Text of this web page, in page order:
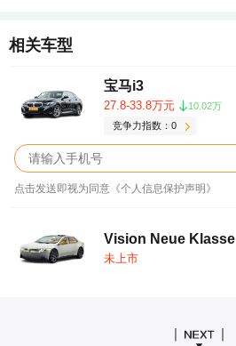
相关车型
宝马i3
27.8-33.8万元
10.02万
竞争力指数：0
点击发送即视为同意《个人信息保护声明》
Vision Neue Klasse
未上市